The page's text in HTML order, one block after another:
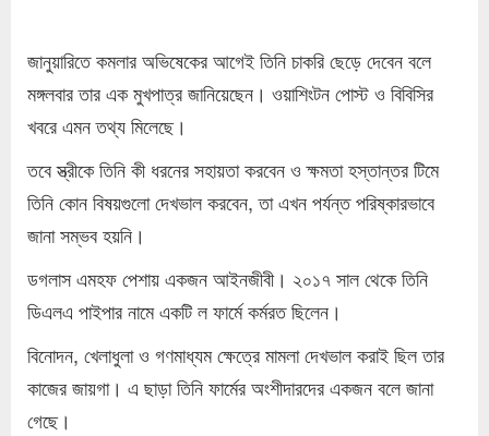
জানুয়ারিতে কমলার অভিষেকের আগেই তিনি চাকরি ছেড়ে দেবেন বলে
মঙ্গলবার তার এক মুখপাত্র জানিয়েছেন। ওয়াশিংটন পোস্ট ও বিবিসির
খবরে এমন তথ্য মিলেছে।
তবে স্ত্রীকে তিনি কী ধরনের সহায়তা করবেন ও ক্ষমতা হস্তান্তর টিমে
তিনি কোন বিষয়গুলো দেখভাল করবেন, তা এখন পর্যন্ত পরিষ্কারভাবে
জানা সম্ভব হয়নি।
ডগলাস এমহফ পেশায় একজন আইনজীবী। ২০১৭ সাল থেকে তিনি
ডিএলএ পাইপার নামে একটি ল ‍ফার্মে কর্মরত ছিলেন।
বিনোদন, খেলাধুলা ও গণমাধ্যম ক্ষেত্রে মামলা দেখভাল করাই ছিল তার
কাজের জায়গা। এ ছাড়া তিনি ফার্মের অংশীদারদের একজন বলে জানা
গেছে।